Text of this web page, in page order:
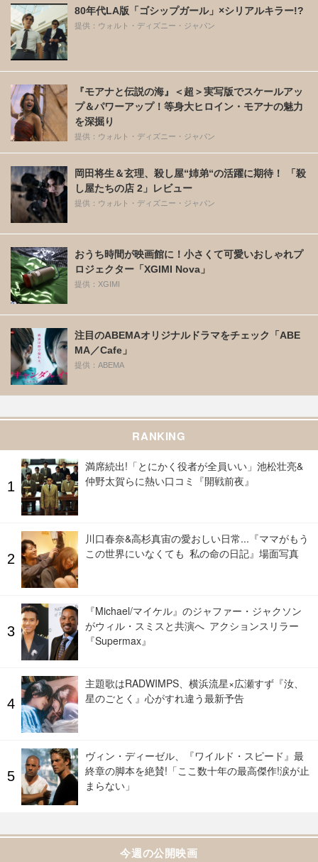
80年代LA版「ゴシップガール」×シリアルキラー!?
提供：ウォルト・ディズニー・ジャパン
『モアナと伝説の海』＜超＞実写版でスケールアッ
プ＆パワーアップ！等身大ヒロイン・モアナの魅力
を深掘り
提供：ウォルト・ディズニー・ジャパン
岡田将生＆玄理、殺し屋“姉弟“の活躍に期待！ 「殺
し屋たちの店 2」レビュー
提供：ウォルト・ディズニー・ジャパン
おうち時間が映画館に！小さくて可愛いおしゃれプ
ロジェクター「XGIMI Nova」
提供：XGIMI
注目のABEMAオリジナルドラマをチェック「ABE
MA／Cafe」
提供：ABEMA
RANKING
満席続出!「とにかく役者が全員いい」池松壮亮&
仲野太賀らに熱い口コミ『開戦前夜』
川口春奈&高杉真宙の愛おしい日常...『ママがもう
この世界にいなくても 私の命の日記』場面写真
『Michael/マイケル』のジャファー・ジャクソン
がウィル・スミスと共演へ アクションスリラー
『Supermax』
主題歌はRADWIMPS、横浜流星×広瀬すず『汝、
星のごとく』心がすれ違う最新予告
ヴィン・ディーゼル、『ワイルド・スピード』最
終章の脚本を絶賛!「ここ数十年の最高傑作!涙が止
まらない」
今週の公開映画